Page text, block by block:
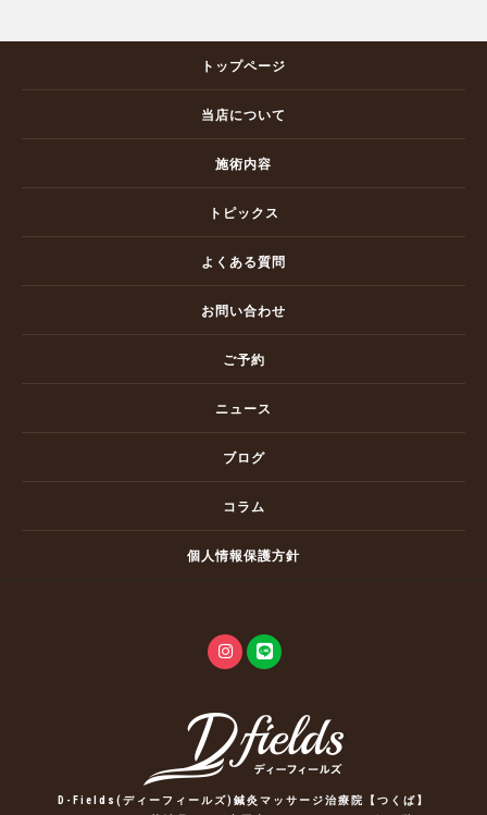
トップページ
当店について
施術内容
トピックス
よくある質問
お問い合わせ
ご予約
ニュース
ブログ
コラム
個人情報保護方針
D-Fields(ディーフィールズ)鍼灸マッサージ治療院【つくば】